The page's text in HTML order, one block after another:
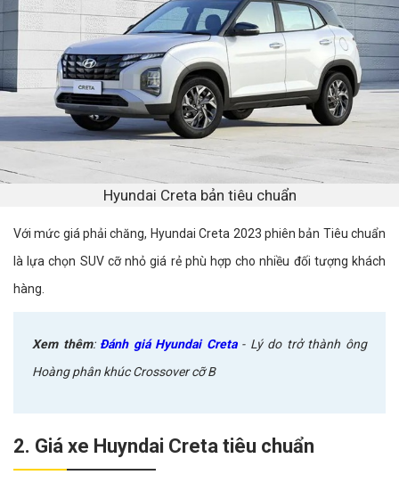
Hyundai Creta bản tiêu chuẩn
Với mức giá phải chăng, Hyundai Creta 2023 phiên bản Tiêu chuẩn
là lựa chọn SUV cỡ nhỏ giá rẻ phù hợp cho nhiều đối tượng khách
hàng.
Xem thêm: Đánh giá Hyundai Creta- Lý do trở thành ông
Hoàng phân khúc Crossover cỡ B
2. Giá xe Huyndai Creta tiêu chuẩn